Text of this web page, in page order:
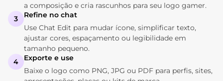
a composição e cria rascunhos para seu logo gamer.
3
Refine no chat
Use Chat Edit para mudar ícone, simplificar texto,
ajustar cores, espaçamento ou legibilidade em
tamanho pequeno.
4
Exporte e use
Baixe o logo como PNG, JPG ou PDF para perfis, sites,